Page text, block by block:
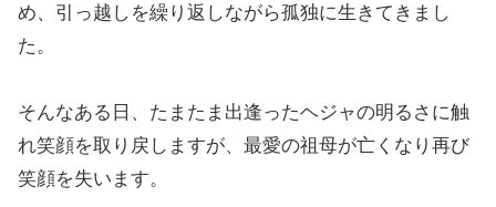
め、引っ越しを繰り返しながら孤独に生きてきまし
た。
そんなある日、たまたま出逢ったヘジャの明るさに触
れ笑顔を取り戻しますが、最愛の祖母が亡くなり再び
笑顔を失います。